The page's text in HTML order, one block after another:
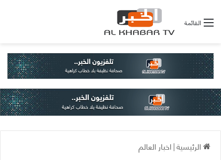
القائمة
الرئيسية|اخبار العالم